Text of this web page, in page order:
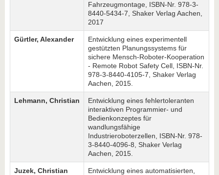
Fahrzeugmontage, ISBN-Nr. 978-3-
8440-5434-7, Shaker Verlag Aachen,
2017
Gürtler, Alexander
Entwicklung eines experimentell
gestützten Planungssystems für
sichere Mensch-Roboter-Kooperation
- Remote Robot Safety Cell, ISBN-Nr.
978-3-8440-4105-7, Shaker Verlag
Aachen, 2015.
Lehmann, Christian
Entwicklung eines fehlertoleranten
interaktiven Programmier- und
Bedienkonzeptes für
wandlungsfähige
Industrieroboterzellen, ISBN-Nr. 978-
3-8440-4096-8, Shaker Verlag
Aachen, 2015.
Juzek, Christian
Entwicklung eines automatisierten,